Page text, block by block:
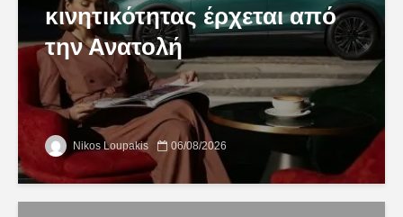
κινητικότητας έρχεται από
την Ανατολή
Nikos Loupakis 06/08/2026